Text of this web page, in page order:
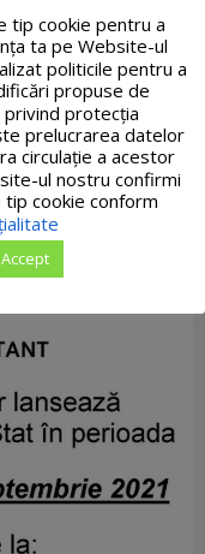
tip cookie pentru a
ta pe Website-ul
politicile pentru a
propuse de
protecția
prelucrarea datelor
circulație a acestor
ul nostru confirmi
cookie conform
Accept